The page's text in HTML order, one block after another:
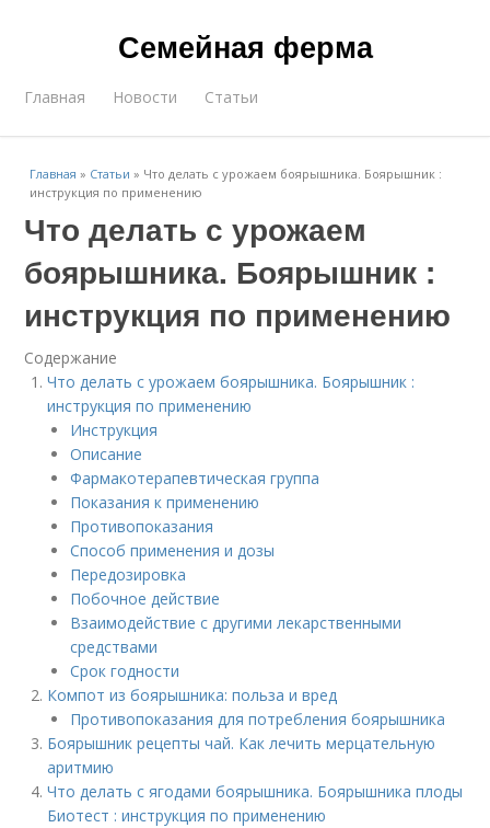
Семейная ферма
Главная Новости Статьи
Главная » Статьи » Что делать с урожаем боярышника. Боярышник :
инструкция по применению
Что делать с урожаем
боярышника. Боярышник :
инструкция по применению
Содержание
Что делать с урожаем боярышника. Боярышник :
инструкция по применению
Инструкция
Описание
Фармакотерапевтическая группа
Показания к применению
Противопоказания
Способ применения и дозы
Передозировка
Побочное действие
Взаимодействие с другими лекарственными
средствами
Срок годности
Компот из боярышника: польза и вред
Противопоказания для потребления боярышника
Боярышник рецепты чай. Как лечить мерцательную
аритмию
Что делать с ягодами боярышника. Боярышника плоды
Биотест : инструкция по применению